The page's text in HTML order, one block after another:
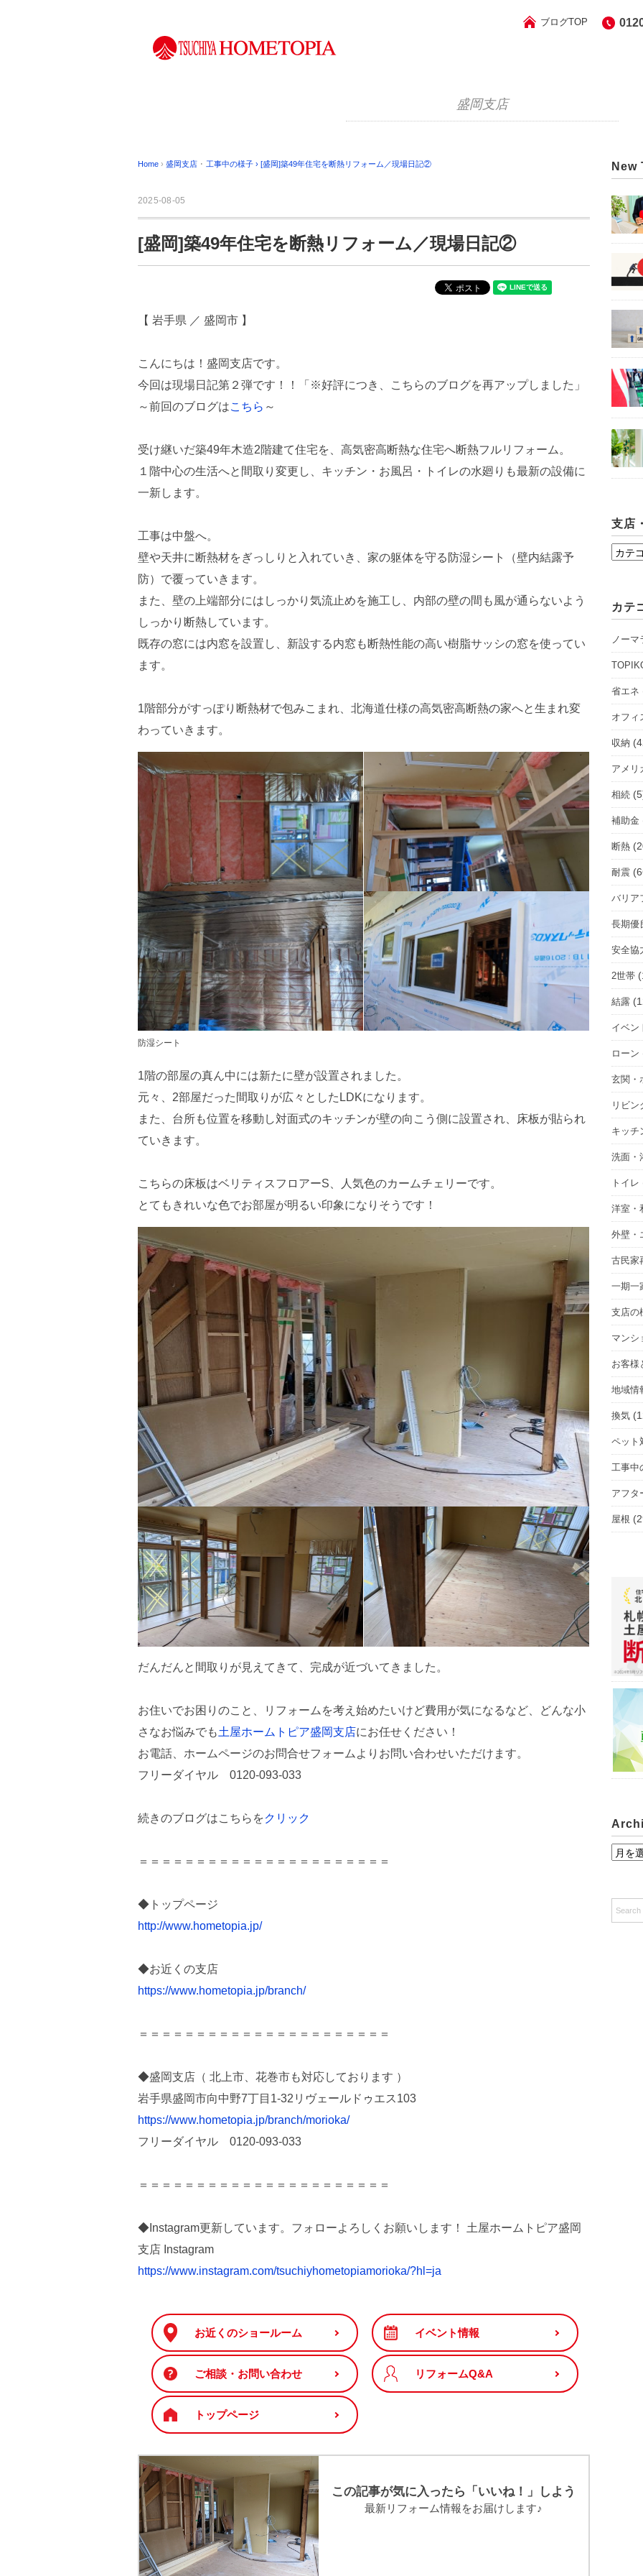
ブログTOP
盛岡支店
Home › 盛岡支店 ･ 工事中の様子 › [盛岡]築49年住宅を断熱リフォーム／現場日記②
2025-08-05
[盛岡]築49年住宅を断熱リフォーム／現場日記②
【 岩手県 ／ 盛岡市 】
こんにちは！盛岡支店です。
今回は現場日記第２弾です！！「※好評につき、こちらのブログを再アップしました」
～前回のブログはこちら ～
受け継いだ築49年木造2階建て住宅を、高気密高断熱な住宅へ断熱フルリフォーム。
１階中心の生活へと間取り変更し、キッチン・お風呂・トイレの水廻りも最新の設備に
一新します。
工事は中盤へ。
壁や天井に断熱材をぎっしりと入れていき、家の躯体を守る防湿シート（壁内結露予
防）で覆っていきます。
また、壁の上端部分にはしっかり気流止めを施工し、内部の壁の間も風が通らないよう
しっかり断熱しています。
既存の窓には内窓を設置し、新設する内窓も断熱性能の高い樹脂サッシの窓を使ってい
ます。
1階部分がすっぽり断熱材で包みこまれ、北海道仕様の高気密高断熱の家へと生まれ変
わっていきます。
防湿シート
1階の部屋の真ん中には新たに壁が設置されました。
元々、2部屋だった間取りが広々としたLDKになります。
また、台所も位置を移動し対面式のキッチンが壁の向こう側に設置され、床板が貼られ
ていきます。
こちらの床板はベリティスフロアーS、人気色のカームチェリーです。
とてもきれいな色でお部屋が明るい印象になりそうです！
だんだんと間取りが見えてきて、完成が近づいてきました。
お住いでお困りのこと、リフォームを考え始めたいけど費用が気になるなど、どんな小
さなお悩みでも土屋ホームトピア盛岡支店にお任せください！
お電話、ホームページのお問合せフォームよりお問い合わせいただけます。
フリーダイヤル 0120-093-033
続きのブログはこちらをクリック
＝＝＝＝＝＝＝＝＝＝＝＝＝＝＝＝＝＝＝＝＝＝
◆トップページ
http://www.hometopia.jp/
◆お近くの支店
https://www.hometopia.jp/branch/
＝＝＝＝＝＝＝＝＝＝＝＝＝＝＝＝＝＝＝＝＝＝
◆盛岡支店（ 北上市、花巻市も対応しております ）
岩手県盛岡市向中野7丁目1-32リヴェールドゥエス103
https://www.hometopia.jp/branch/morioka/
フリーダイヤル 0120-093-033
＝＝＝＝＝＝＝＝＝＝＝＝＝＝＝＝＝＝＝＝＝＝
◆Instagram更新しています。フォローよろしくお願いします！ 土屋ホームトピア盛岡
支店 Instagram
https://www.instagram.com/tsuchiyhometopiamorioka/?hl=ja
お近くのショールーム イベント情報
ご相談・お問い合わせ リフォームQ&A
トップページ
この記事が気に入ったら「いいね！」しよう
最新リフォーム情報をお届けします♪
New
支店
支
ョ
ル
ー
を
選
択
カテ
ノーマ
省エネ
オフィ
収納
アメリ
相続
補助金
断熱
耐震
バリア
長期優
安全協
2世帯
結露
イベン
ローン
玄関・
リビ
キッチ
洗面・
トイレ
洋室・
外壁・
古民家
一期一
支店の
マンシ
お客様
地域情
換気
ペット
工事中
アフタ
屋根
A
h